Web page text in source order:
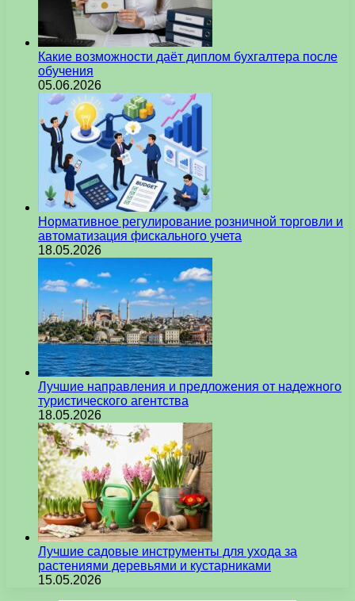
Какие возможности даёт диплом бухгалтера после
обучения
05.06.2026
Нормативное регулирование розничной торговли и
автоматизация фискального учета
18.05.2026
Лучшие направления и предложения от надежного
туристического агентства
18.05.2026
Лучшие садовые инструменты для ухода за
растениями деревьями и кустарниками
15.05.2026